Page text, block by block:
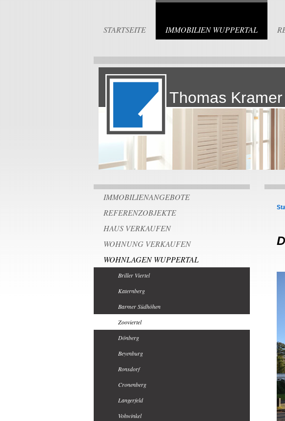
STARTSEITE IMMOBILIEN WUPPERTAL
Thomas
IMMOBILIENANGEBOTE
REFERENZOBJEKTE
HAUS VERKAUFEN
WOHNUNG VERKAUFEN
WOHNLAGEN WUPPERTAL
Briller Viertel
Katernberg
Barmer Südhöhen
Zooviertel
Dönberg
Beyenburg
Ronsdorf
Cronenberg
Langerfeld
Vohwinkel